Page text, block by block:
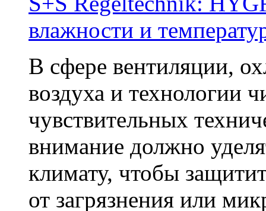
влажности и
В сфере вентиляции,
воздуха и технологии
чувствительных
внимание должно
климату, чтобы
от загрязнения или